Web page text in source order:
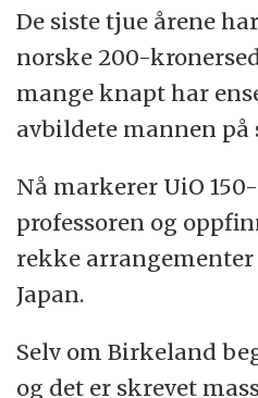
De siste tjue årene
norske 200-
mange knapt har
avbildete mannen på
Nå markerer UiO
professoren og
rekke arrangementer
Japan.
Selv om Birkeland
og det er skrevet